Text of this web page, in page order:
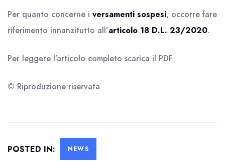
Per quanto concerne i versamenti sospesi, occorre fare
riferimento innanzitutto all’articolo 18 D.L. 23/2020.
Per leggere l’articolo completo scarica il PDF
© Riproduzione riservata
POSTED IN: NEWS